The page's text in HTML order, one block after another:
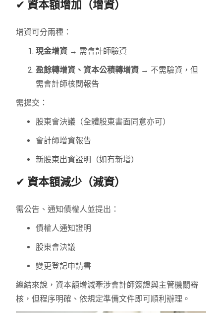
✔ 資本額增加（增資）
增資可分兩種：
現金增資 → 需會計師驗資
盈餘轉增資、資本公積轉增資 → 不需驗資，但
需會計師核閱報告
需提交：
股東會決議（全體股東書面同意亦可）
會計師增資報告
新股東出資證明（如有新增）
✔ 資本額減少（減資）
需公告、通知債權人並提出：
債權人通知證明
股東會決議
變更登記申請書
總結來說，資本額增減牽涉會計師簽證與主管機關審
核，但程序明確、依規定準備文件即可順利辦理。